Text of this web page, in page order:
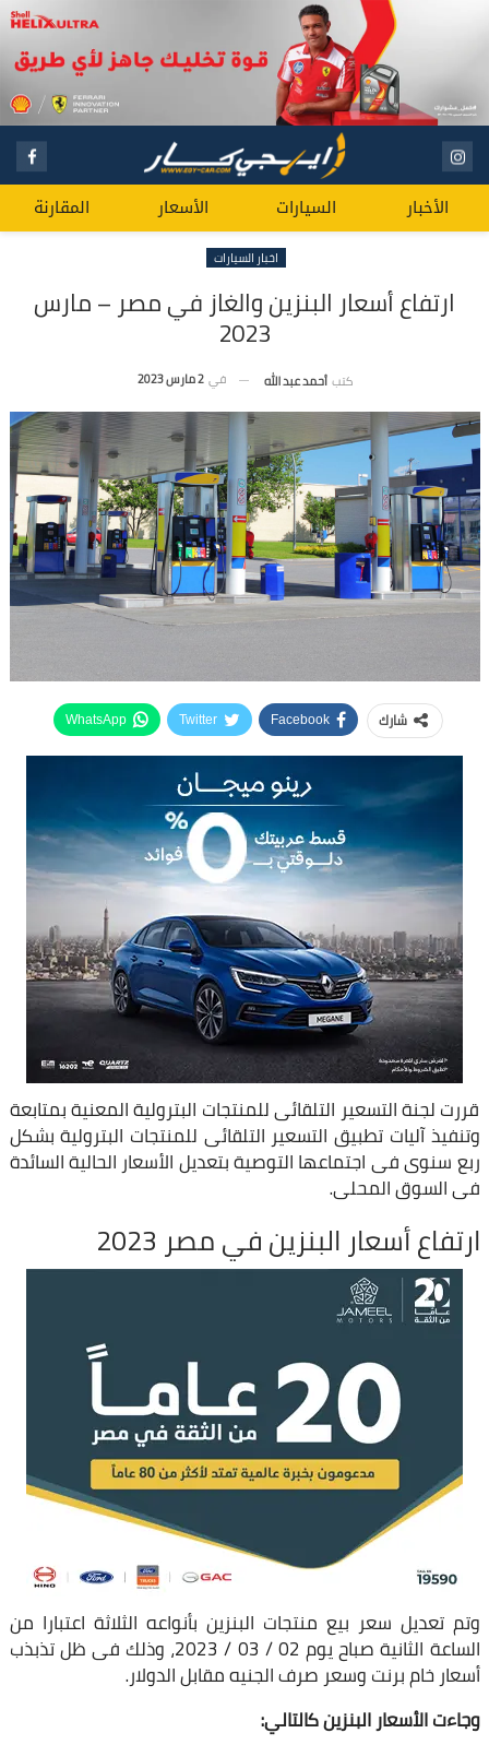
الأخبار السيارات الأسعار المقارنة
اخبار السيارات
ارتفاع أسعار البنزين والغاز في مصر – مارس
2023
كتب أحمد عبد الله في 2 مارس 2023
شارك Facebook
Twitter
WhatsApp
قررت لجنة التسعير التلقائى للمنتجات البترولية المعنية بمتابعة
وتنفيذ آليات تطبيق التسعير التلقائى للمنتجات البترولية بشكل
ربع سنوى فى اجتماعها التوصية بتعديل الأسعار الحالية السائدة
فى السوق المحلى.
ارتفاع أسعار البنزين في مصر 2023
وتم تعديل سعر بيع منتجات البنزين بأنواعه الثلاثة اعتبارا من
الساعة الثانية صباح يوم 02 / 03 / 2023، وذلك فى ظل تذبذب
أسعار خام برنت وسعر صرف الجنيه مقابل الدولار.
وجاءت الأسعار البنزين كالتالي: